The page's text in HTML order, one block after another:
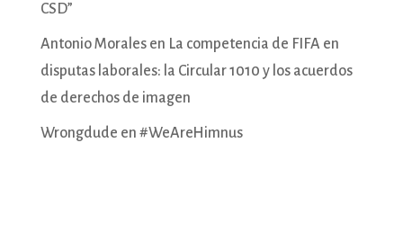
CSD”
Antonio Moralesen La competencia de FIFA en
disputas laborales: la Circular 1010 y los acuerdos
de derechos de imagen
Wrongdude en #WeAreHimnus